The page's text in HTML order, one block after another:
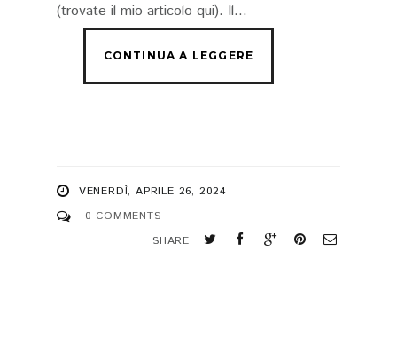
(trovate il mio articolo qui). Il...
VENERDÌ, APRILE 26, 2024
0 COMMENTS
SHARE